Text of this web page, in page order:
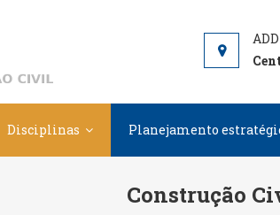
Departamento de Construção Civil
Disciplinas Planejamento
Construção